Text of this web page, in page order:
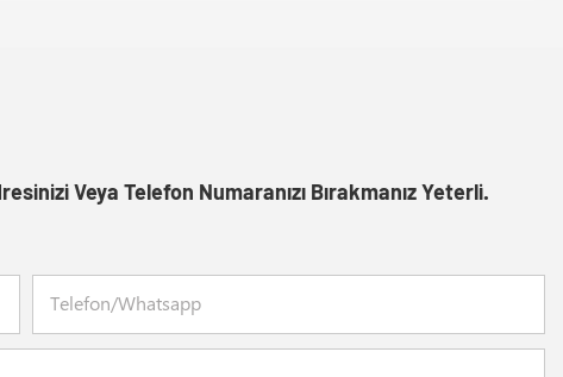
Veya Telefon Numaranızı Bırakmanız Yeterli.
Telefon/whatsapp